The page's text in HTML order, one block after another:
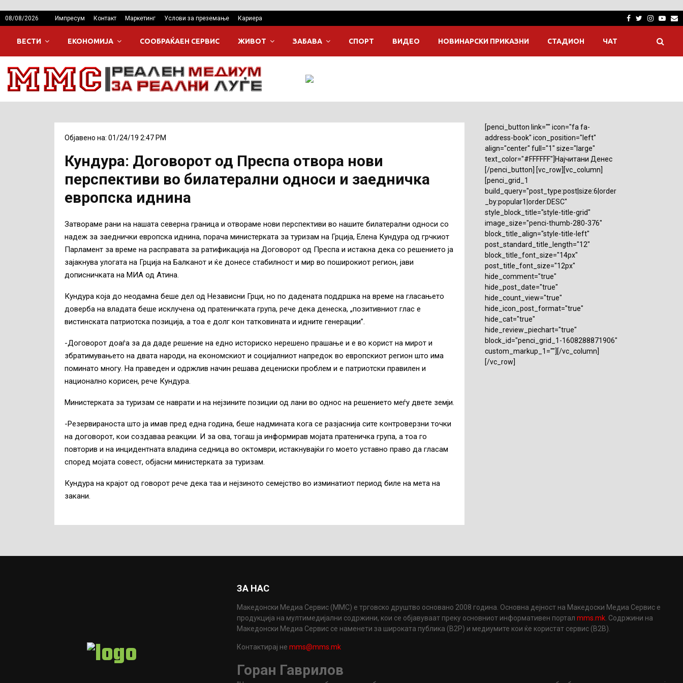
08/08/2026 Импресум Контакт Маркетинг Услови за преземање Кариера Facebook
Twitter
ВЕСТИ ЕКОНОМИЈА СООБРАЌАЕН СЕРВИС ЖИВОТ ЗАБАВА СПОРТ ВИДЕО НОВИНАРСКИ ПРИКАЗНИ СТАДИОН ЧАТ
Објавено на: 01/24/19 2:47 PM
Кундура: Договорот од Преспа отвора нови
перспективи во билатерални односи и заедничкa
европска иднина
Затвораме рани на нашата северна граница и отвораме нови перспективи во нашите билатерални односи со
надеж за заеднички европска иднина, порача министерката за туризам на Грција, Елена Кундура од грчкиот
Парламент за време на расправата за ратификација на Договорот од Преспа и истакна дека со решението ја
зајакнува улогата на Грција на Балканот и ќе донесе стабилност и мир во поширокиот регион, јави
дописничката на МИА од Атина.
Кундура која до неодамна беше дел од Независни Грци, но по дадената поддршка на време на гласањето
доверба на владата беше исклучена од пратеничката група, рече дека денеска, „позитивниот глас е
вистинската патриотска позиција, а тоа е долг кон татковината и идните генерации”.
-Договорот доаѓа за да даде решение на едно историско нерешено прашање и е во корист на мирот и
збратимувањето на двата народи, на економскиот и социјалниот напредок во европскиот регион што има
поминато многу. На праведен и одржлив начин решава децениски проблем и е патриотски правилен и
национално корисен, рече Кундура.
Министерката за туризам се наврати и на нејзините позиции од лани во однос на решението меѓу двете земји.
-Резервираноста што ја имав пред една година, беше надмината кога се разјаснија сите контроверзни точки
на договорот, кои создаваа реакции. И за ова, тогаш ја информирав мојата пратеничка група, а тоа го
повторив и на инцидентната владина седница во октомври, истакнувајќи го моето уставно право да гласам
според мојата совест, објасни министерката за туризам.
Кундура на крајот од говорот рече дека таа и нејзиното семејство во изминатиот период биле на мета на
закани.
[penci_button link="" icon="fa fa-
address-book" icon_position="left"
align="center" full="1" size="large"
text_color="#FFFFFF"]Најчитани Денес
[/penci_button] [vc_row][vc_column]
[penci_grid_1
build_query="post_type:post|size:6|order
_by:popular1|order:DESC"
style_block_title="style-title-grid"
image_size="penci-thumb-280-376"
block_title_align="style-title-left"
post_standard_title_length="12"
block_title_font_size="14px"
post_title_font_size="12px"
hide_comment="true"
hide_post_date="true"
hide_count_view="true"
hide_icon_post_format="true"
hide_cat="true"
hide_review_piechart="true"
block_id="penci_grid_1-1608288871906"
custom_markup_1=""][/vc_column]
[/vc_row]
ЗА НАС
Македонски Медиа Сервис (ММС) е трговско друштво основано 2008 година. Основна дејност на Македоски Медиа Сервис е
продукција на мултимедијални содржини, кои се објавуваат преку основниот информативен порталmms.mk. Содржини на
Македонски Медиа Сервис се наменети за широката публика (B2P) и медиумите кои ќе користат сервис (B2B).
Контактирај неmms@mms.mk
Горан Гаврилов